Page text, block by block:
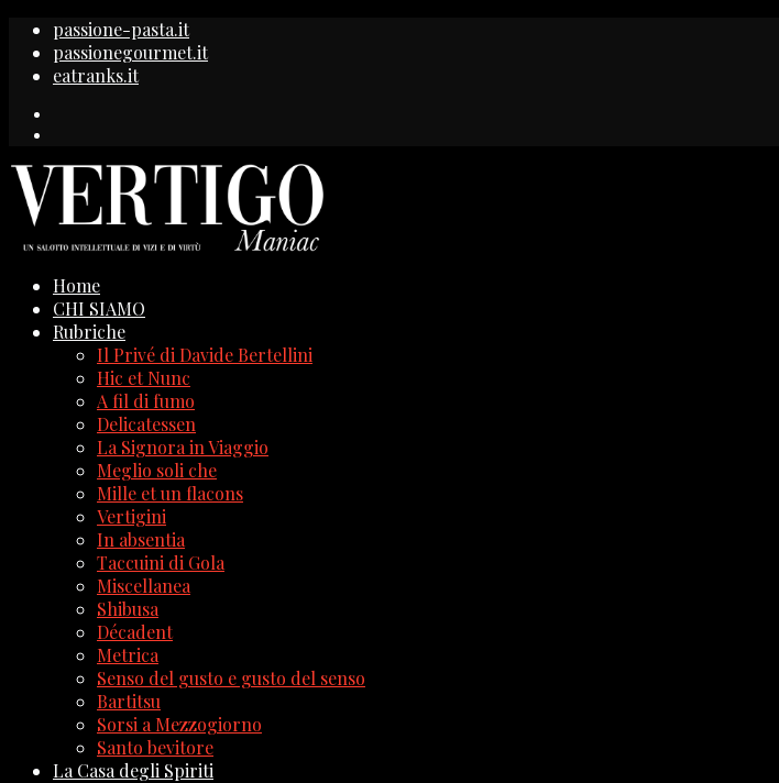
passione-pasta.it
passionegourmet.it
eatranks.it
Home
CHI SIAMO
Rubriche
Il Privé di Davide Bertellini
Hic et Nunc
A fil di fumo
Delicatessen
La Signora in Viaggio
Meglio soli che
Mille et un flacons
Vertigini
In absentia
Taccuini di Gola
Miscellanea
Shibusa
Décadent
Metrica
Senso del gusto e gusto del senso
Bartitsu
Sorsi a Mezzogiorno
Santo bevitore
La Casa degli Spiriti